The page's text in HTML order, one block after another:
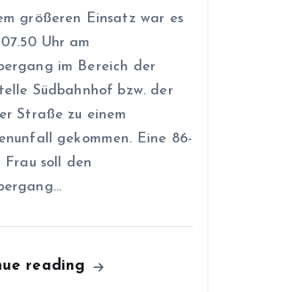
größeren Einsatz war es
Uhr am
im Bereich der
Südbahnhof bzw. der
Straße zu einem
gekommen. Eine 86-
Frau soll den
reading